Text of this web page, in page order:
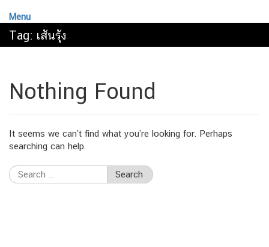
Menu
Tag: เส้นรุ้ง
Nothing Found
It seems we can’t find what you’re looking for. Perhaps
searching can help.
Search
for: